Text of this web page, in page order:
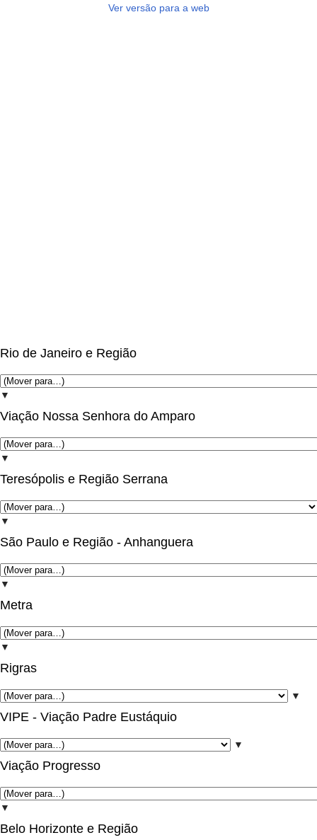
Ver versão para a web
Rio de Janeiro e Região
▼
Viação Nossa Senhora do Amparo
▼
Teresópolis e Região Serrana
▼
São Paulo e Região - Anhanguera
▼
Metra
▼
Rigras
▼
VIPE - Viação Padre Eustáquio
▼
Viação Progresso
▼
Belo Horizonte e Região